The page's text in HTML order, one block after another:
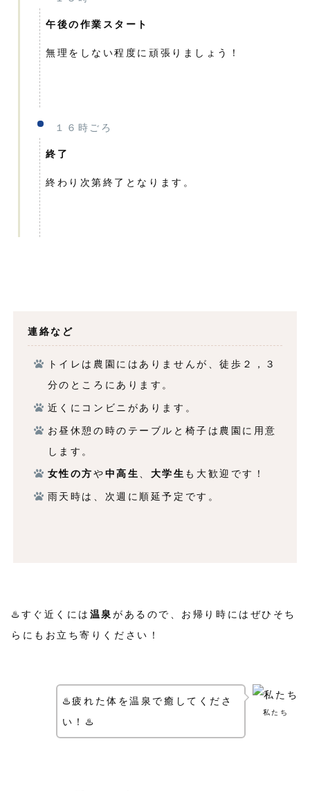
午後の作業スタート
無理をしない程度に頑張りましょう！
１６時ごろ
終了
終わり次第終了となります。
連絡など
トイレは農園にはありませんが、徒歩２，３
分のところにあります。
近くにコンビニがあります。
お昼休憩の時のテーブルと椅子は農園に用意
します。
女性の方や中高生、 大学生 も大歓迎です！
雨天時は、次週に順延予定です。
♨️すぐ近くには 温泉があるので、お帰り時にはぜひそち
らにもお立ち寄りください！
私たち
♨️疲れた体を温泉で癒してくださ
い！♨️